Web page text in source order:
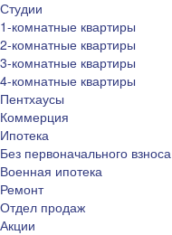
Студии
1-комнатные квартиры
2-комнатные квартиры
3-комнатные квартиры
4-комнатные квартиры
Пентхаусы
Коммерция
Ипотека
Без первоначального взноса
Военная ипотека
Ремонт
Отдел продаж
Акции